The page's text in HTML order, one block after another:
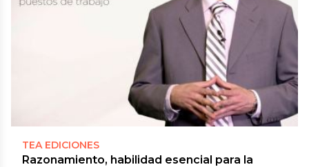
TEA EDICIONES
Razonamiento, habilidad esencial para la